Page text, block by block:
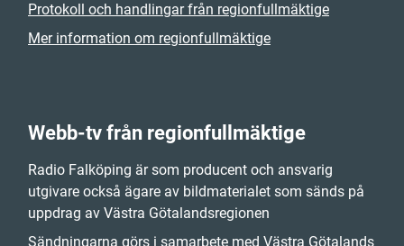
Protokoll och handlingar från regionfullmäktige
Mer information om regionfullmäktige
Webb-tv från regionfullmäktige
Radio Falköping är som producent och ansvarig
utgivare också ägare av bildmaterialet som sänds på
uppdrag av Västra Götalandsregionen
Sändningarna görs i samarbete med Västra Götalands